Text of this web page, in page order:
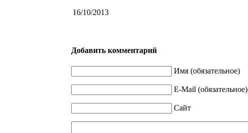
16/10/2013
Добавить комментарий
Имя (обязательное)
E-Mail (обязательное)
Сайт